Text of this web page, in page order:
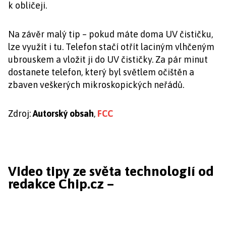
k obličeji.
Na závěr malý tip – pokud máte doma UV čističku,
lze využít i tu. Telefon stačí otřít laciným vlhčeným
ubrouskem a vložit ji do UV čističky. Za pár minut
dostanete telefon, který byl světlem očištěn a
zbaven veškerých mikroskopických neřádů.
Zdroj:Autorský obsah, FCC
Video tipy ze světa technologií od
redakce Chip.cz –